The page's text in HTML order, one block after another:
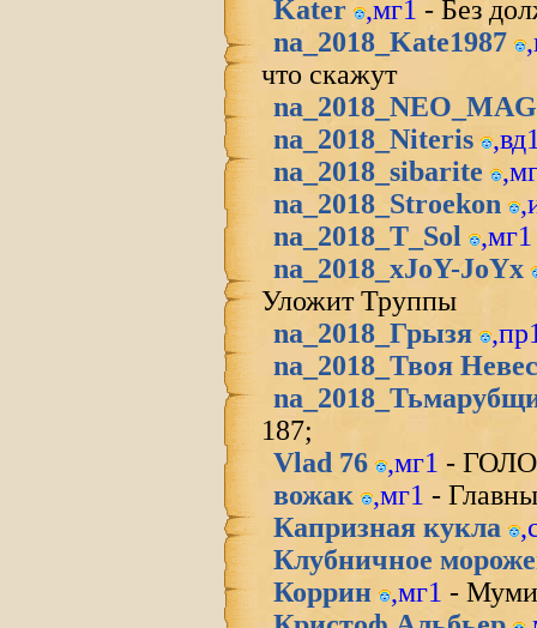
Kater
,мг1 - Без
na_2018_Kate1987
,
что скажут
na_2018_NEO_MAG
na_2018_Niteris
,
na_2018_sibarite
,
na_2018_Stroekon
,
na_2018_T_Sol
,мг1
na_2018_xJoY-JoYx
Уложит Труппы
na_2018_Грызя
,
na_2018_Твоя
187;
Vlad 76
,мг1 -
вожак
,мг1 -
Капризная кукла
,
Клубничное
Коррин
,мг1 -